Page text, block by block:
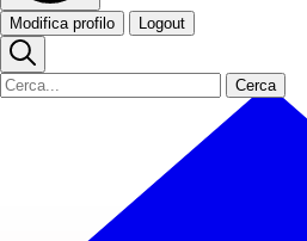
Modifica profilo Logout
Cerca